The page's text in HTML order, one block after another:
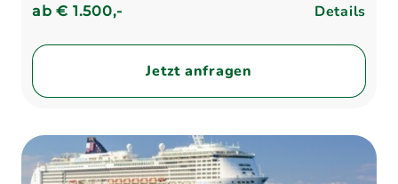
ab€ 1.500,- Details
Jetzt anfragen